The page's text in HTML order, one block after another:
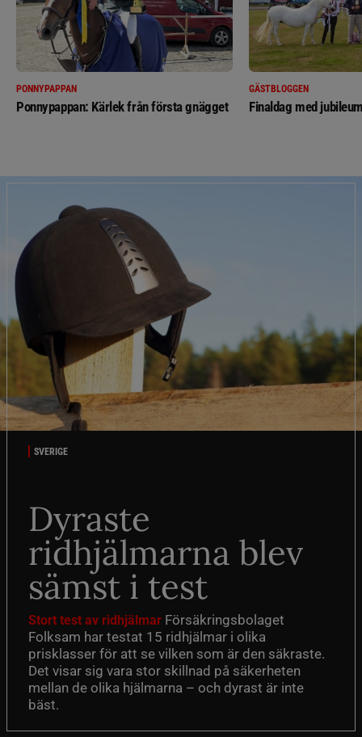
PONNYPAPPAN
Ponnypappan: Kärlek från första gnägget
GÄSTBLOGGEN
Finaldag med
SVERIGE
Dyraste
ridhjälmarna blev
sämst i test
Stort test av ridhjälmar Försäkringsbolaget
Folksam har testat 15 ridhjälmar i olika
prisklasser för att se vilken som är den säkraste.
Det visar sig vara stor skillnad på säkerheten
mellan de olika hjälmarna – och dyrast är inte
bäst.